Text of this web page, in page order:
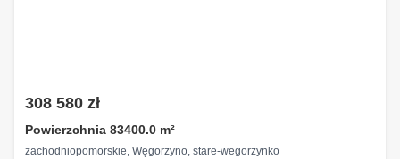
308 580 zł
Powierzchnia 83400.0 m²
zachodniopomorskie, Węgorzyno, stare-wegorzynko